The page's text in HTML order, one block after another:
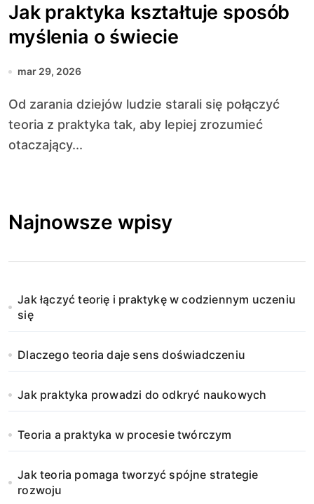
Jak praktyka kształtuje sposób
myślenia o świecie
mar 29, 2026
Od zarania dziejów ludzie starali się połączyć
teoria z praktyka tak, aby lepiej zrozumieć
otaczający...
Najnowsze wpisy
Jak łączyć teorię i praktykę w codziennym uczeniu
się
Dlaczego teoria daje sens doświadczeniu
Jak praktyka prowadzi do odkryć naukowych
Teoria a praktyka w procesie twórczym
Jak teoria pomaga tworzyć spójne strategie
rozwoju